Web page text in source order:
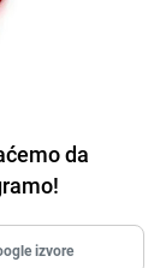
da
izvore